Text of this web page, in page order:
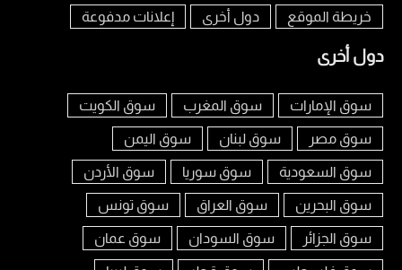
خريطة الموقع دول أخرى إعلانات مدفوعة
دول أخرى
سوق الإمارات سوق المغرب سوق الكويت
سوق مصر سوق لبنان سوق اليمن
سوق السعودية سوق سوريا سوق الأردن
سوق البحرين سوق العراق سوق تونس
سوق الجزائر سوق السودان سوق عمان